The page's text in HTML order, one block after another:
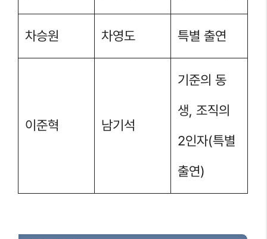
차승원 차영도 특별 출연
이준혁 남기석
기준의 동
생, 조직의
2인자(특별
출연)